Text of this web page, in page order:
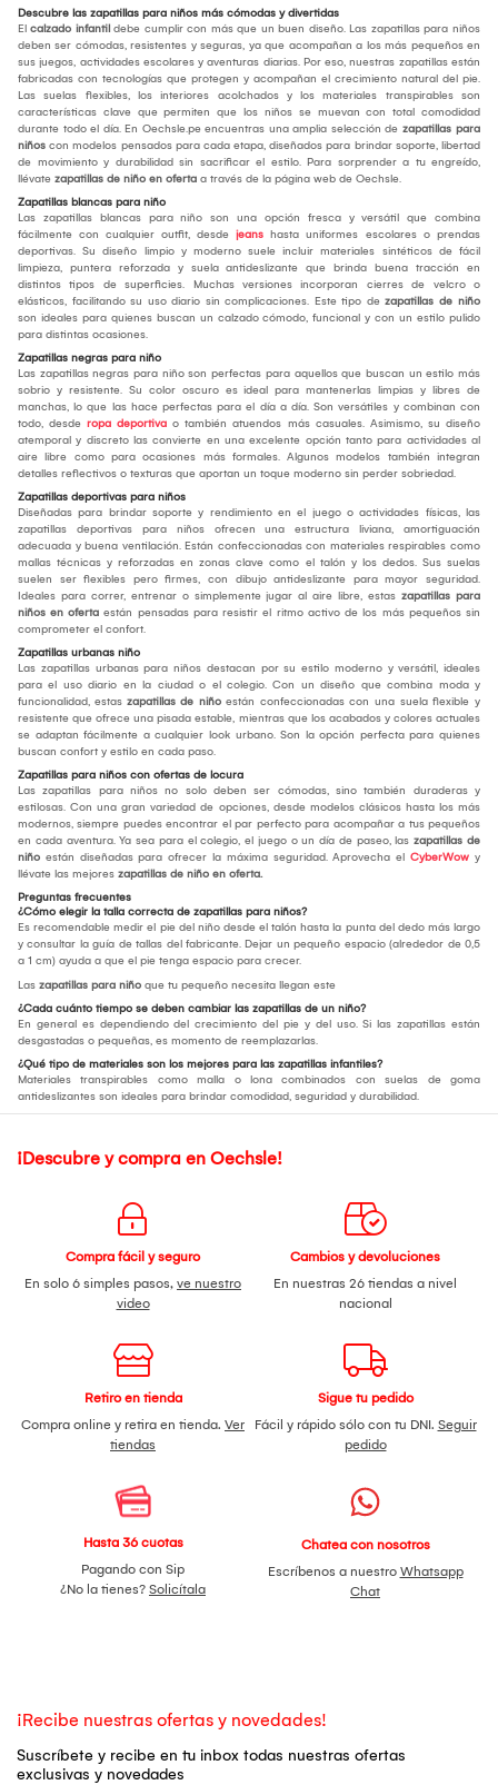
Descubre las zapatillas para niños más cómodas y divertidas
El calzado infantil debe cumplir con más que un buen diseño. Las zapatillas para niños
deben ser cómodas, resistentes y seguras, ya que acompañan a los más pequeños en
sus juegos, actividades escolares y aventuras diarias. Por eso, nuestras zapatillas están
fabricadas con tecnologías que protegen y acompañan el crecimiento natural del pie.
Las suelas flexibles, los interiores acolchados y los materiales transpirables son
características clave que permiten que los niños se muevan con total comodidad
durante todo el día. En Oechsle.pe encuentras una amplia selección de zapatillas para
niños con modelos pensados para cada etapa, diseñados para brindar soporte, libertad
de movimiento y durabilidad sin sacrificar el estilo. Para sorprender a tu engreído,
llévate zapatillas de niño en oferta a través de la página web de Oechsle.
Zapatillas blancas para niño
Las zapatillas blancas para niño son una opción fresca y versátil que combina
fácilmente con cualquier outfit, desde jeans hasta uniformes escolares o prendas
deportivas. Su diseño limpio y moderno suele incluir materiales sintéticos de fácil
limpieza, puntera reforzada y suela antideslizante que brinda buena tracción en
distintos tipos de superficies. Muchas versiones incorporan cierres de velcro o
elásticos, facilitando su uso diario sin complicaciones. Este tipo de zapatillas de niño
son ideales para quienes buscan un calzado cómodo, funcional y con un estilo pulido
para distintas ocasiones.
Zapatillas negras para niño
Las zapatillas negras para niño son perfectas para aquellos que buscan un estilo más
sobrio y resistente. Su color oscuro es ideal para mantenerlas limpias y libres de
manchas, lo que las hace perfectas para el día a día. Son versátiles y combinan con
todo, desde ropa deportiva o también atuendos más casuales. Asimismo, su diseño
atemporal y discreto las convierte en una excelente opción tanto para actividades al
aire libre como para ocasiones más formales. Algunos modelos también integran
detalles reflectivos o texturas que aportan un toque moderno sin perder sobriedad.
Zapatillas deportivas para niños
Diseñadas para brindar soporte y rendimiento en el juego o actividades físicas, las
zapatillas deportivas para niños ofrecen una estructura liviana, amortiguación
adecuada y buena ventilación. Están confeccionadas con materiales respirables como
mallas técnicas y reforzadas en zonas clave como el talón y los dedos. Sus suelas
suelen ser flexibles pero firmes, con dibujo antideslizante para mayor seguridad.
Ideales para correr, entrenar o simplemente jugar al aire libre, estas zapatillas para
niños en oferta están pensadas para resistir el ritmo activo de los más pequeños sin
comprometer el confort.
Zapatillas urbanas niño
Las zapatillas urbanas para niños destacan por su estilo moderno y versátil, ideales
para el uso diario en la ciudad o el colegio. Con un diseño que combina moda y
funcionalidad, estas zapatillas de niño están confeccionadas con una suela flexible y
resistente que ofrece una pisada estable, mientras que los acabados y colores actuales
se adaptan fácilmente a cualquier look urbano. Son la opción perfecta para quienes
buscan confort y estilo en cada paso.
Zapatillas para niños con ofertas de locura
Las zapatillas para niños no solo deben ser cómodas, sino también duraderas y
estilosas. Con una gran variedad de opciones, desde modelos clásicos hasta los más
modernos, siempre puedes encontrar el par perfecto para acompañar a tus pequeños
en cada aventura. Ya sea para el colegio, el juego o un día de paseo, las zapatillas de
niño están diseñadas para ofrecer la máxima seguridad. Aprovecha el CyberWow y
llévate las mejores zapatillas de niño en oferta.
Preguntas frecuentes
¿Cómo elegir la talla correcta de zapatillas para niños?
Es recomendable medir el pie del niño desde el talón hasta la punta del dedo más largo
y consultar la guía de tallas del fabricante. Dejar un pequeño espacio (alrededor de 0,5
a 1 cm) ayuda a que el pie tenga espacio para crecer.
Las zapatillas para niño que tu pequeño necesita llegan este
¿Cada cuánto tiempo se deben cambiar las zapatillas de un niño?
En general es dependiendo del crecimiento del pie y del uso. Si las zapatillas están
desgastadas o pequeñas, es momento de reemplazarlas.
¿Qué tipo de materiales son los mejores para las zapatillas infantiles?
Materiales transpirables como malla o lona combinados con suelas de goma
antideslizantes son ideales para brindar comodidad, seguridad y durabilidad.
¡Descubre y compra en Oechsle!
Compra fácil y seguro
En solo 6 simples pasos, ve nuestro
video
Cambios y devoluciones
En nuestras 26 tiendas a nivel
nacional
Retiro en tienda
Compra online y retira en tienda. Ver
tiendas
Sigue tu pedido
Fácil y rápido sólo con tu DNI. Seguir
pedido
Hasta 36 cuotas
Pagando con Sip
¿No la tienes? Solicítala
Chatea con nosotros
Escríbenos a nuestro Whatsapp
Chat
¡Recibe nuestras ofertas y novedades!
Suscríbete y recibe en tu inbox todas nuestras ofertas
exclusivas y novedades